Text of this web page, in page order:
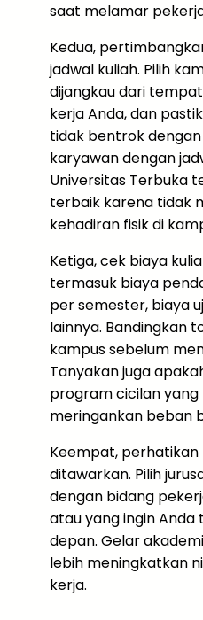
saat melamar
Kedua,
jadwal kuliah. Pilih
dijangkau dari
kerja Anda, dan
tidak bentrok
karyawan dengan
Universitas Terbuka
terbaik karena tidak
kehadiran fisik di
Ketiga, cek biaya
termasuk biaya
per semester, biaya
lainnya. Bandingkan
kampus sebelum
Tanyakan juga
program cicilan
meringankan beban
Keempat,
ditawarkan. Pilih
dengan bidang
atau yang ingin Anda
depan. Gelar
lebih meningkatkan
kerja.